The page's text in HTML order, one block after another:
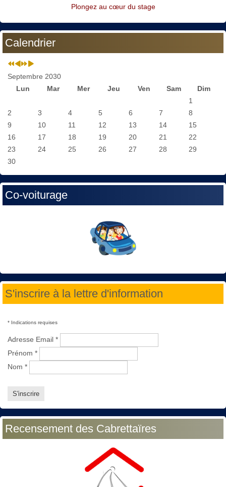
Plongez au cœur du stage
Calendrier
Septembre 2030
Lun
Mar Mer Jeu Ven Sam
Dim
1
2
3 4 5 6 7
8
9
10 11 12 13 14
15
16
17 18 19 20 21
22
23
24 25 26 27 28
29
30
Co-voiturage
S'inscrire à la lettre d'information
* Indications requises
Adresse Email *
Prénom *
Nom *
Recensement des Cabrettaïres